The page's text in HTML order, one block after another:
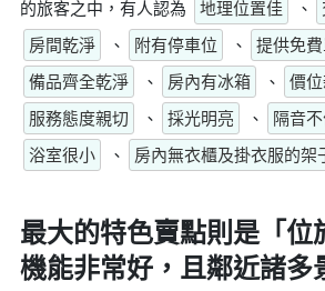
的旅客之中，有人認為
地理位置佳 、
房間乾淨
、 附有停車位 、 提供免
備品齊全乾淨
、 房內有冰箱 、 價
服務態度親切
、 採光明亮 、 隔音
浴室很小
、 房內無衣櫃及掛衣服的架
最大的特色賣點則是「位
機能非常好，且鄰近諸多